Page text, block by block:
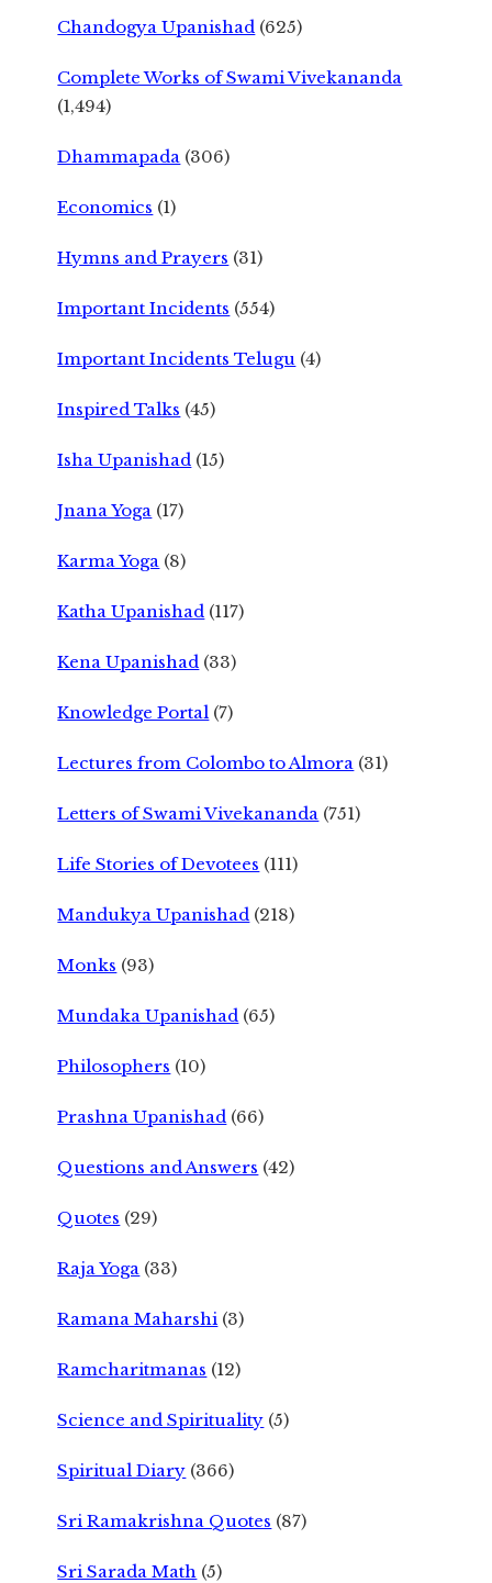
Chandogya Upanishad (625)
Complete Works of Swami Vivekananda
(1,494)
Dhammapada (306)
Economics (1)
Hymns and Prayers (31)
Important Incidents (554)
Important Incidents Telugu (4)
Inspired Talks (45)
Isha Upanishad (15)
Jnana Yoga (17)
Karma Yoga (8)
Katha Upanishad (117)
Kena Upanishad (33)
Knowledge Portal (7)
Lectures from Colombo to Almora (31)
Letters of Swami Vivekananda (751)
Life Stories of Devotees (111)
Mandukya Upanishad (218)
Monks (93)
Mundaka Upanishad (65)
Philosophers (10)
Prashna Upanishad (66)
Questions and Answers (42)
Quotes (29)
Raja Yoga (33)
Ramana Maharshi (3)
Ramcharitmanas (12)
Science and Spirituality (5)
Spiritual Diary (366)
Sri Ramakrishna Quotes (87)
Sri Sarada Math (5)